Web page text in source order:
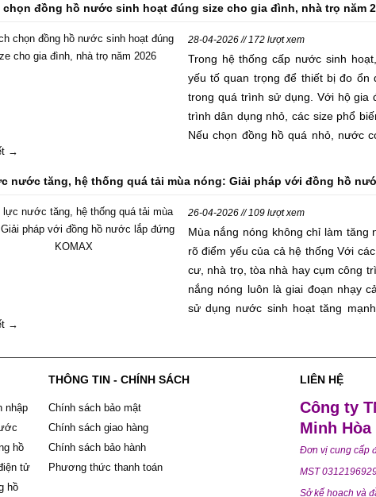
khi bàn giao, hạn chế tranh chấp
trình nghiệm thu. Bài viết này giúp
đồng hồ nước có kiểm định ở đâu
sao nhận biết nhanh trước khi mua.
chọn đồng hồ nước sinh hoạt đúng size cho gia đình, nhà trọ năm
28-04-2026 // 172 lượt xem
Trong hệ thống cấp nước sinh
yếu tố quan trọng để thiết bị đo ổn
trong quá trình sử dụng. Với hộ gia
trình dân dụng nhỏ, các size phổ
Nếu chọn đồng hồ quá nhỏ, nước
không nhạy ở lưu lượng thấp, gây
hoạt đúng size theo đường ống,
dụng thực tế.
→
nước tăng, hệ thống quá tải mùa nóng: Giải pháp với đồng hồ
26-04-2026 // 109 lượt xem
Mùa nắng nóng không chỉ làm
rõ điểm yếu của cả hệ thống Với
cư, nhà trọ, tòa nhà hay cụm công
nắng nóng luôn là giai đoạn nhạy
sử dụng nước sinh hoạt tăng
MEP, câu chuyện không chỉ là
lo hơn là hệ thống có đang vận
phù hợp không, và thiết bị có
→
nhập
hồ
tử
hồ
THÔNG TIN - CHÍNH SÁCH
Chính sách bảo mật
Chính sách giao hàng
Chính sách bảo hành
Phương thức thanh toán
LIÊN HỆ
Công ty
Minh Hòa
Đơn vị cung cấp
MST
Sở kế hoạch và